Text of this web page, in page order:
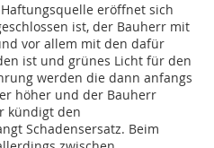
eröffnet sich
ist, der Bauherr mit
vor allem mit den dafür
ist und grünes Licht für den
werden die dann anfangs
höher und der Bauherr
kündigt den
Schadensersatz. Beim